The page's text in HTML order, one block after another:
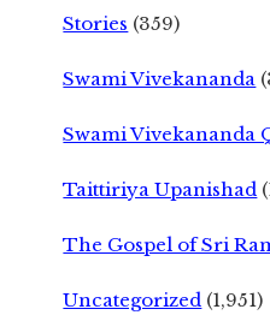
Stories (359)
Swami Vivekananda
Swami Vivekananda
Taittiriya Upanishad
The Gospel of Sri
Uncategorized (1,951)